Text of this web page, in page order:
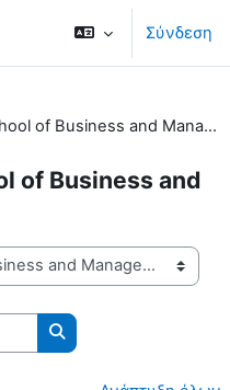
Σύνδεση
国际工商管理学院 School of Business and Management
of Business and
Αναζήτηση